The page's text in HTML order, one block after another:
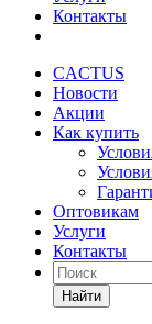
Контакты
CACTUS
Новости
Акции
Как купить
Оптовикам
Услуги
Контакты
Найти